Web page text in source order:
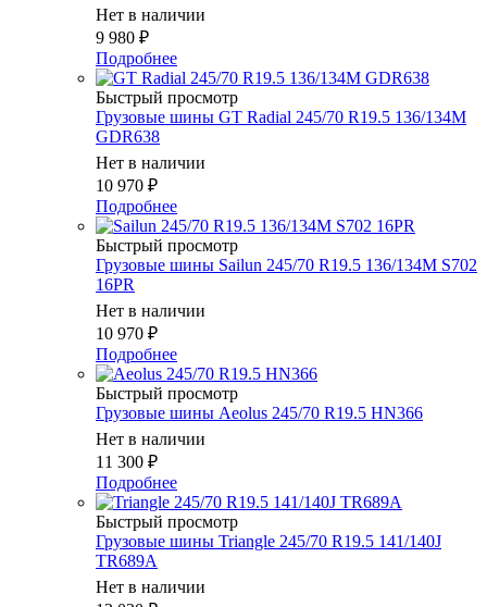
Нет в наличии
9 980 ₽
Подробнее
Быстрый просмотр
Грузовые шины GT Radial 245/70 R19.5 136/134M
GDR638
Нет в наличии
10 970 ₽
Подробнее
Быстрый просмотр
Грузовые шины Sailun 245/70 R19.5 136/134M S702
16PR
Нет в наличии
10 970 ₽
Подробнее
Быстрый просмотр
Грузовые шины Aeolus 245/70 R19.5 HN366
Нет в наличии
11 300 ₽
Подробнее
Быстрый просмотр
Грузовые шины Triangle 245/70 R19.5 141/140J
TR689A
Нет в наличии